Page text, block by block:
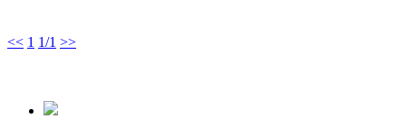
<< 1 1/1 >>